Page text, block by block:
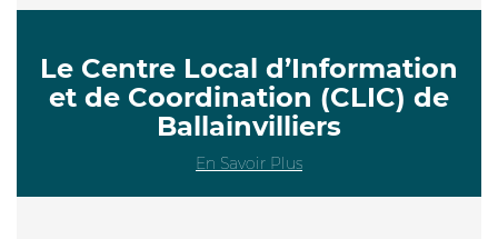
Le Centre Local d’Information
et de Coordination (CLIC) de
Ballainvilliers
En Savoir Plus